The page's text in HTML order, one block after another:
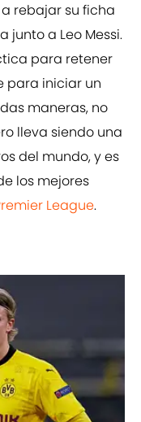
rebajar su ficha
junto a Leo Messi.
para retener
para iniciar un
maneras, no
lleva siendo una
del mundo, y es
los mejores
League.